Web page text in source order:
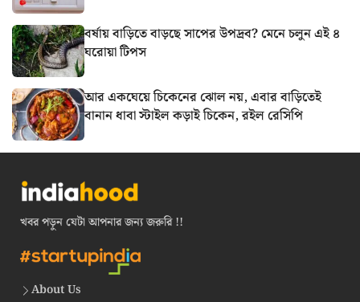
বর্ষায় বাড়িতে বাড়ছে সাপের উপদ্রব? মেনে চলুন এই ৪
ঘরোয়া টিপস
আর একঘেয়ে চিকেনের ঝোল নয়, এবার বাড়িতেই
বানান ধাবা স্টাইল কড়াই চিকেন, রইল রেসিপি
খবর পড়ুন যেটা আপনার জন্য জরুরি !!
About Us